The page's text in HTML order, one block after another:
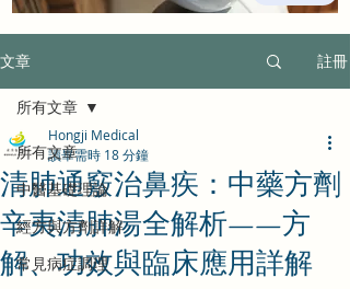
文章 註冊
所有文章
中醫基礎理論
經方與方劑詳解
常見病症調理
所有文章
清肺通竅治鼻疾：中藥方劑
辛夷清肺湯全解析——方
解、功效與臨床應用詳解
Hongji Medical
讀畢需時 18 分鐘